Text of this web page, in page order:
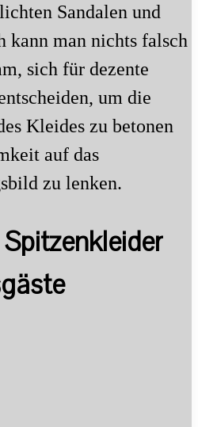
Sandalen und
kann man nichts falsch
sich für dezente
um die
Kleides zu betonen
auf das
zu lenken.